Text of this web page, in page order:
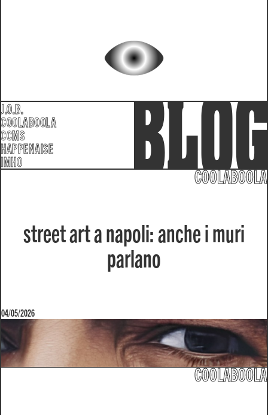
J.O.B.
COOLABOOLA
CCMS
HAPPENAISE
IMHO
COOLABOOLA
street art a napoli: anche i muri
parlano
04/05/2026
COOLABOOLA